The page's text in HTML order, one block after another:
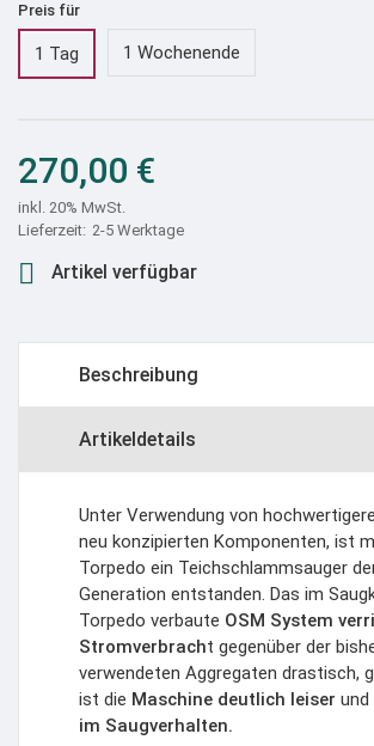
Preis für
1 Tag 1 Wochenende
270,00 €
inkl. 20% MwSt.
2-5 Werktage
 Artikel verfügbar
Beschreibung
Artikeldetails
Unter Verwendung von
neu konzipierten Komponenten, ist
Torpedo ein Teichschlammsauger
Generation entstanden. Das im
Torpedo verbaute OSM System
Stromverbracht gegenüber der
verwendeten Aggregaten drastisch,
ist die Maschine deutlich leiser und
im Saugverhalten.